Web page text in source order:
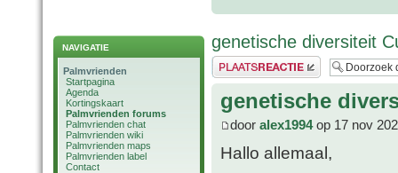
NAVIGATIE
Palmvrienden
Startpagina
Agenda
Kortingskaart
Palmvrienden forums
Palmvrienden chat
Palmvrienden wiki
Palmvrienden maps
Palmvrienden label
Contact
genetische diversiteit
Plaats een reactie
genetische
door alex1994op 17 nov
Hallo allemaal,